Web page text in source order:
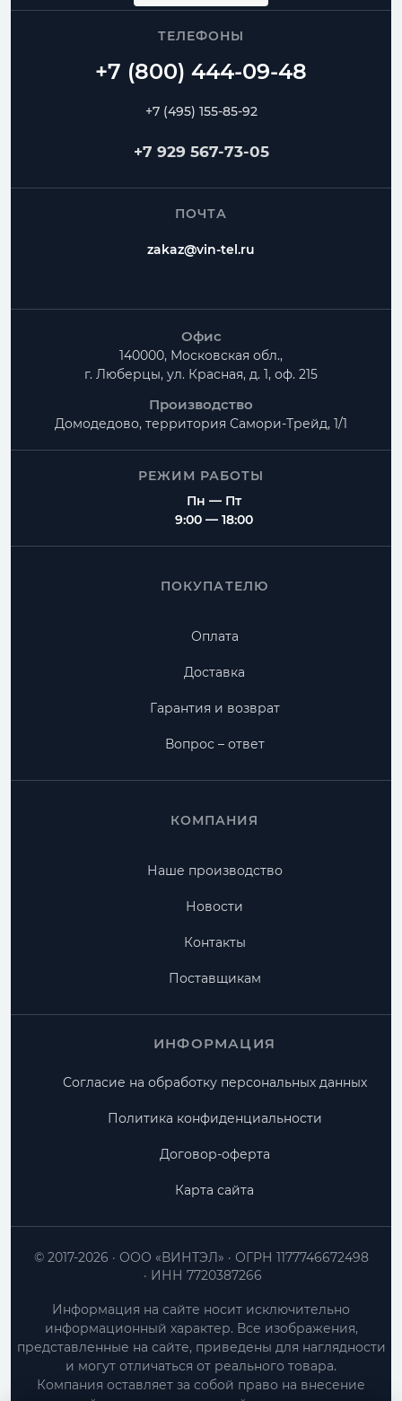
ТЕЛЕФОНЫ
+7 (495) 155-85-92
+7 929 567-73-05
ПОЧТА
zakaz@vin-tel.ru
Офис
140000, Московская обл.,
г. Люберцы, ул. Красная, д. 1, оф. 215
Производство
Домодедово, территория Самори-Трейд, 1/1
РЕЖИМ РАБОТЫ
Пн — Пт
9:00 — 18:00
ПОКУПАТЕЛЮ
Оплата
Доставка
Гарантия и возврат
Вопрос – ответ
КОМПАНИЯ
Наше производство
Новости
Контакты
Поставщикам
ИНФОРМАЦИЯ
Согласие на обработку персональных данных
Политика конфиденциальности
Договор-оферта
Карта сайта
ООО «ВИНТЭЛ»
ОГРН 1177746672498
ИНН 7720387266
© 2017-2026
Информация на сайте носит исключительно
информационный характер. Все изображения,
представленные на сайте, приведены для наглядности
и могут отличаться от реального товара.
Компания оставляет за собой право на внесение